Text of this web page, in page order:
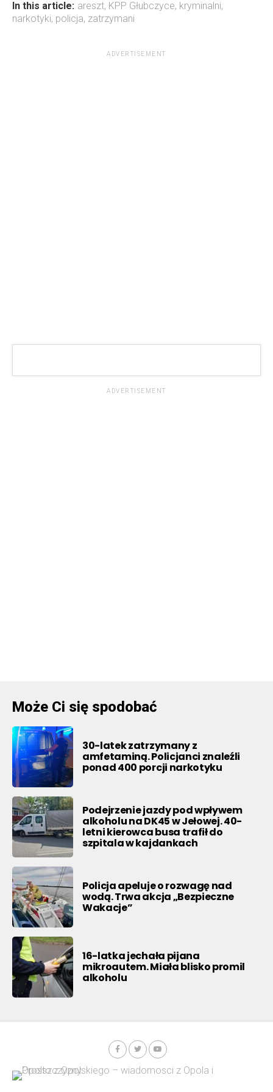
In this article: areszt, KPP Głubczyce, kryminalni,
narkotyki, policja, zatrzymani
ADVERTISEMENT
ADVERTISEMENT
Może Ci się spodobać
30-latek zatrzymany z
amfetaminą. Policjanci znaleźli
ponad 400 porcji narkotyku
Podejrzenie jazdy pod wpływem
alkoholu na DK45 w Jełowej. 40-
letni kierowca busa trafił do
szpitala w kajdankach
Policja apeluje o rozwagę nad
wodą. Trwa akcja „Bezpieczne
Wakacje”
16-latka jechała pijana
mikroautem. Miała blisko promil
alkoholu